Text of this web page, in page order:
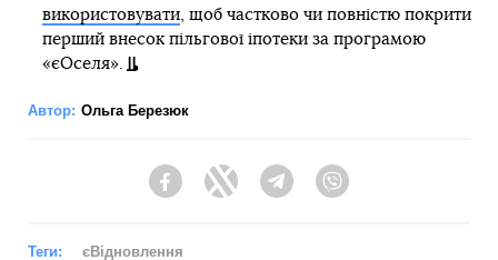
використовувати, щоб частково чи повністю покрити
перший внесок пільгової іпотеки за програмою
«єОселя».
Автор: Ольга Березюк
FacebookTwitter Telegram
Теги: єВідновлення